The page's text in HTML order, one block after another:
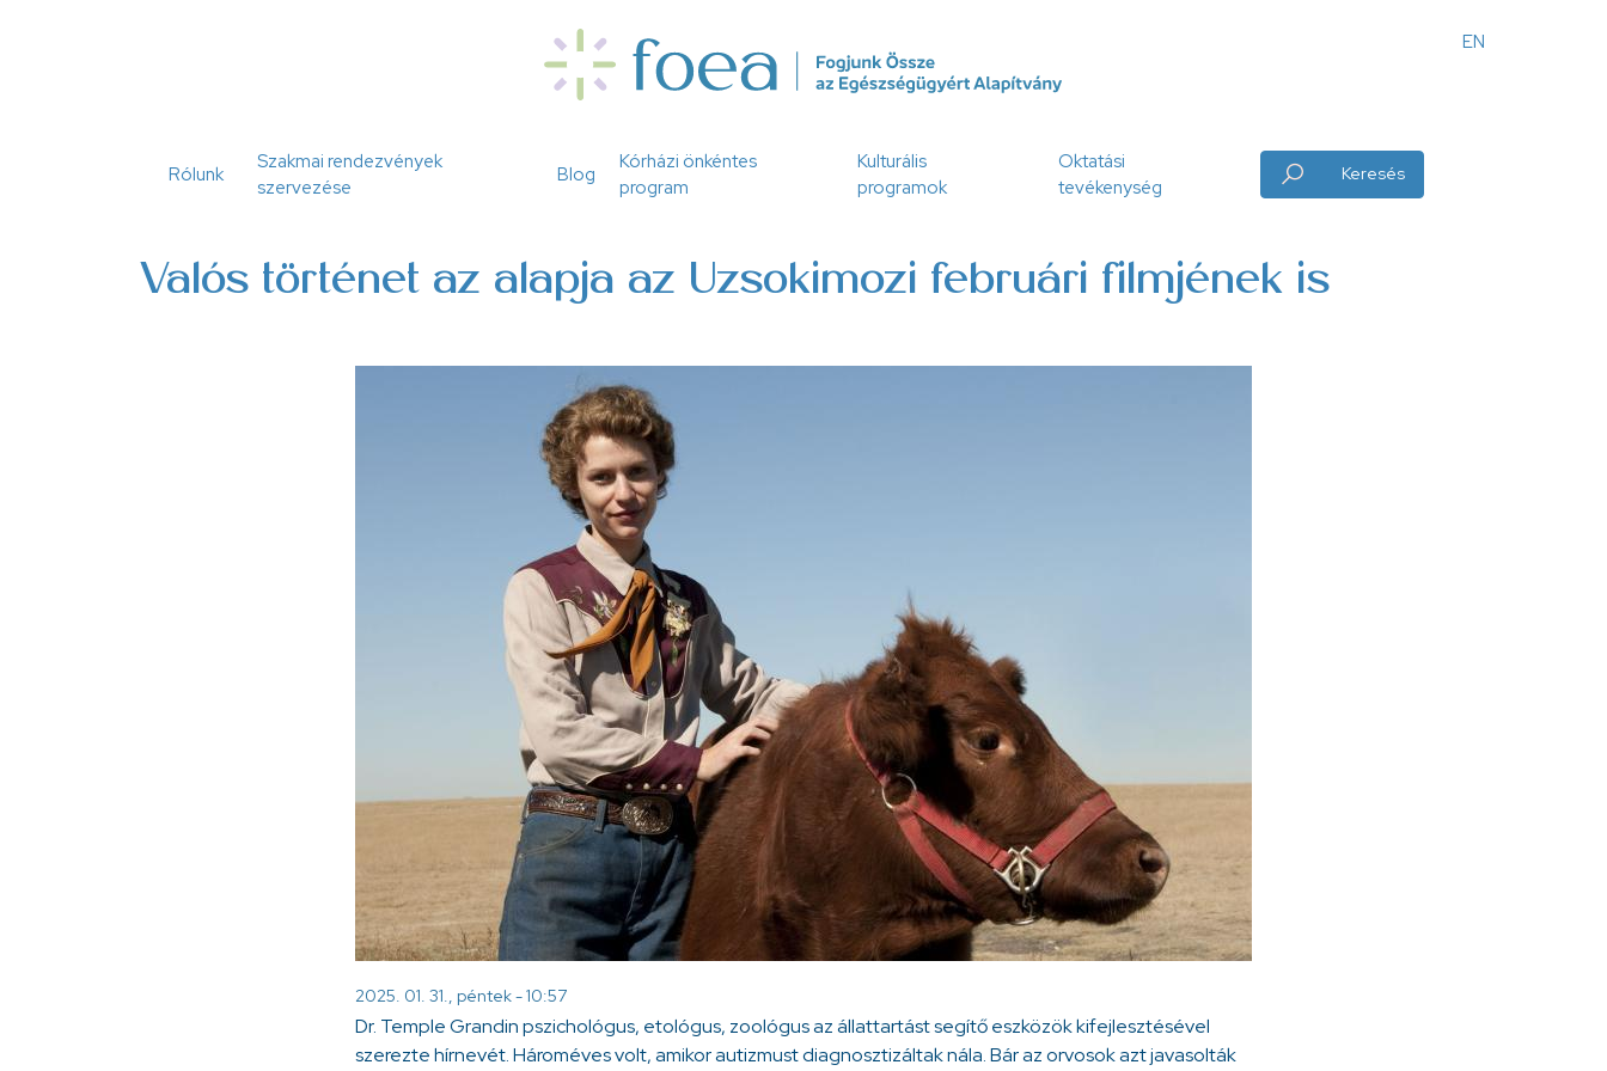
Angol
EN
Rólunk
Szakmai rendezvények
szervezése
Blog
Kórházi önkéntes
program
Kulturális
programok
Oktatási
tevékenység
Keresés
Valós történet az alapja az Uzsokimozi februári filmjének is
2025. 01. 31., péntek - 10:57
Dr. Temple Grandin pszichológus, etológus, zoológus az állattartást segítő eszközök kifejlesztésével
szerezte hírnevét. Hároméves volt, amikor autizmust diagnosztizáltak nála. Bár az orvosok azt javasolták